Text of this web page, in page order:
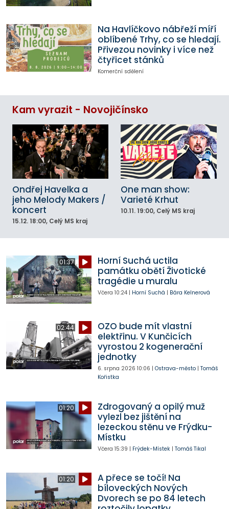
Na Havlíčkovo nábřeží míří
oblíbené Trhy, co se hledají.
Přivezou novinky i více než
čtyřicet stánků
Komerční sdělení
Kam vyrazit - Novojičínsko
Ondřej Havelka a
jeho Melody Makers /
koncert
15.12. 18:00, Celý MS kraj
One man show:
Varieté Krhut
10.11. 19:00, Celý MS kraj
01:37
Horní Suchá uctila
památku obětí Životické
tragédie u muralu
Včera 10:24| Horní Suchá | Bára Kelnerová
02:44
OZO bude mít vlastní
elektřinu. V Kunčicích
vyrostou 2 kogenerační
jednotky
6. srpna 2026 10:06 | Ostrava-město| Tomáš
Kořistka
01:20
Zdrogovaný a opilý muž
vylezl bez jištění na
lezeckou stěnu ve Frýdku-
Místku
Včera 15:39 | Frýdek-Místek| Tomáš Tikal
01:20
A přece se točí! Na
bíloveckých Nových
Dvorech se po 84 letech